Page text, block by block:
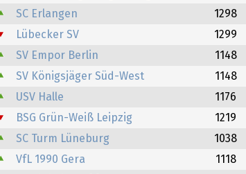
SC Erlangen 1298
Lübecker SV 1299
SV Empor Berlin 1148
SV Königsjäger Süd-West 1148
USV Halle 1176
BSG Grün-Weiß Leipzig 1219
SC Turm Lüneburg 1038
VfL 1990 Gera 1118